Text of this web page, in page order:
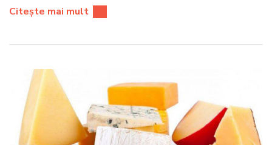
Citește mai mult